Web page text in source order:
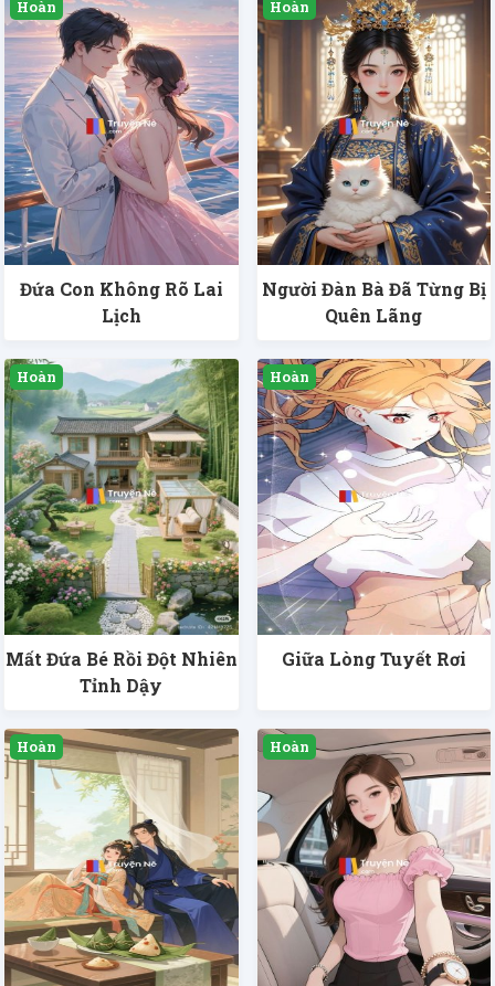
Đứa Con Không Rõ Lai
Lịch
Người Đàn Bà Đã Từng Bị
Quên Lãng
Mất Đứa Bé Rồi Đột Nhiên
Tỉnh Dậy
Giữa Lòng Tuyết Rơi